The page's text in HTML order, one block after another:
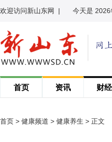
欢迎访问新山东网 | 今天是
首页 资讯 财经
首页 > 健康频道 > 健康养生 > 正文